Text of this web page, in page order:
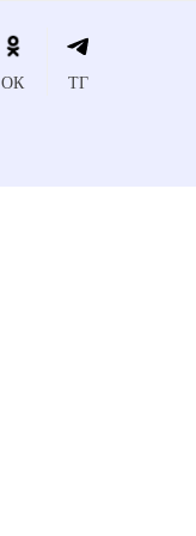
ОК ТГ